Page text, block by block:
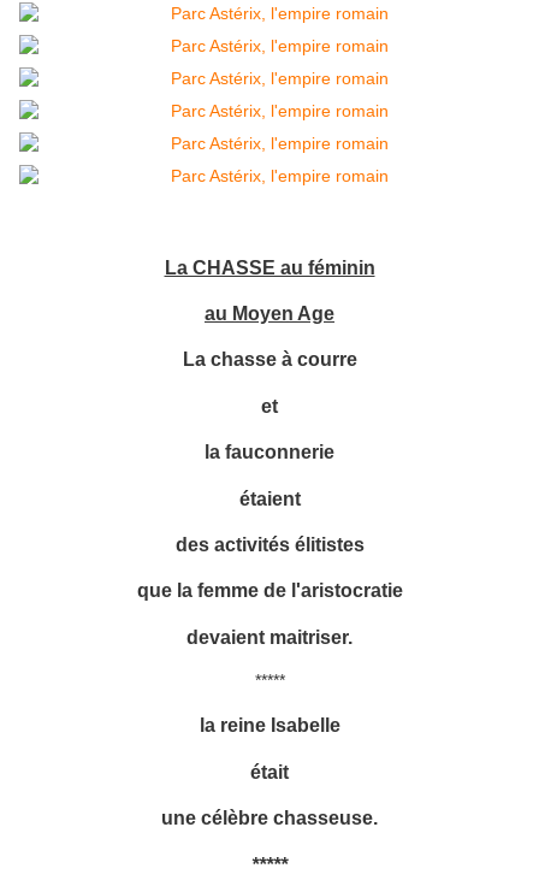
La CHASSE au féminin
au Moyen Age
La chasse à courre
et
la fauconnerie
étaient
des activités élitistes
que la femme de l'aristocratie
devaient maitriser.
*****
la reine Isabelle
était
une célèbre chasseuse.
*****